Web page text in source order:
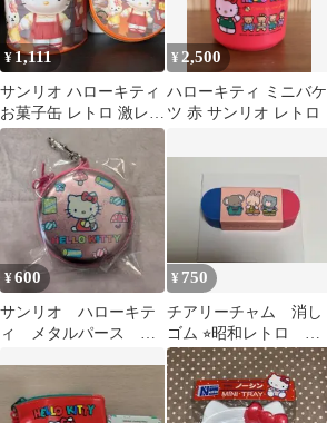
¥1,111
サンリオ ハローキティ
お菓子缶 レトロ 激レア
ご当地
¥2,500
ハローキティ ミニバケ
ツ 赤 サンリオ レトロ
¥600
サンリオ ハローキテ
ィ メタルパース ポ
¥ 750
チアリーチャム 消し
ゴム ⭐︎昭和レトロ サ
ンリオ